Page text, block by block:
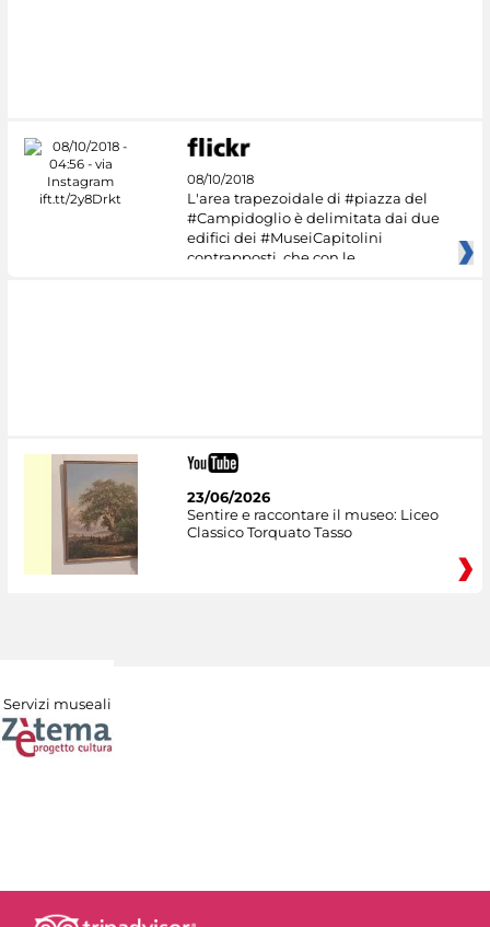
08/10/2018
L'area trapezoidale di #piazza del
#Campidoglio è delimitata dai due
edifici dei #MuseiCapitolini
contrapposti, che con le
23/06/2026
Sentire e raccontare il museo: Liceo
Classico Torquato Tasso
Servizi museali